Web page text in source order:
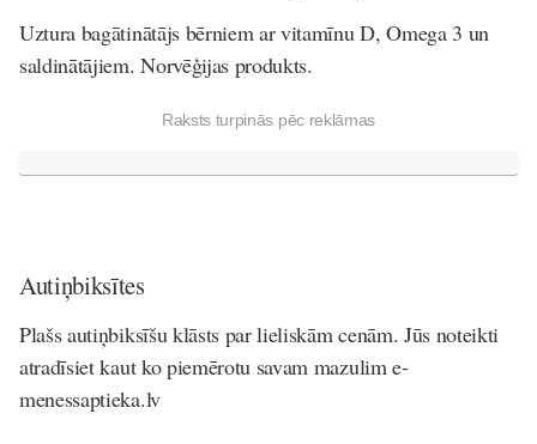
Uztura bagātinātājs bērniem ar vitamīnu D, Omega 3 un
saldinātājiem. Norvēģijas produkts.
Raksts turpinās pēc reklāmas
Autiņbiksītes
Plašs autiņbiksīšu klāsts par lieliskām cenām. Jūs noteikti
atradīsiet kaut ko piemērotu savam mazulim e-
menessaptieka.lv